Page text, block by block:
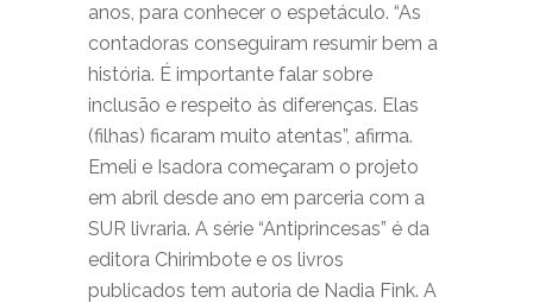
anos, para conhecer o espetáculo. “As
contadoras conseguiram resumir bem a
história. É importante falar sobre
inclusão e respeito às diferenças. Elas
(filhas) ficaram muito atentas”, afirma.
Emeli e Isadora começaram o projeto
em abril desde ano em parceria com a
SUR livraria. A série “Antiprincesas” é da
editora Chirimbote e os livros
publicados tem autoria de Nadia Fink. A